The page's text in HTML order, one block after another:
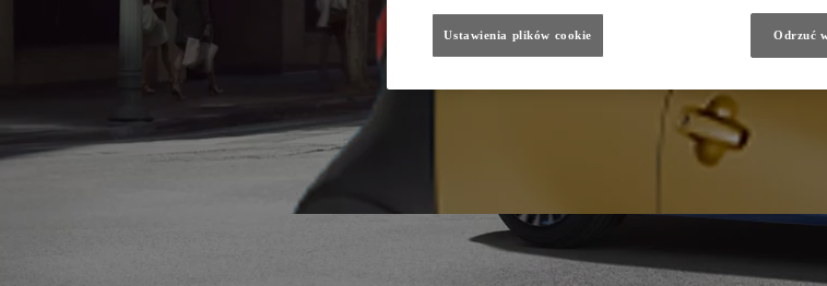
Odrzuć
Ustawienia plików cookie